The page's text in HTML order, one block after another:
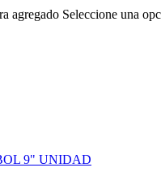
agregado Seleccione una
9" UNIDAD